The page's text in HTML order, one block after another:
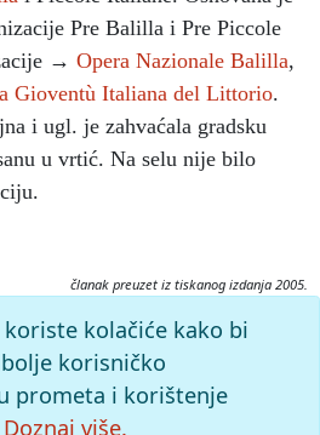
Pre Balilla i Pre Piccole
→ Opera Nazionale Balilla,
Gioventù Italiana del Littorio.
i ugl. je zahvaćala gradsku
u vrtić. Na selu nije bilo
članak preuzet iz tiskanog izdanja 2005.
(2005), mrežno izdanje.
Krleža, 2026. Pristupljeno
clanak/figli-della-lupa>.
kolačiće kako bi
korisničko
prometa i korištenje
Doznaj više.